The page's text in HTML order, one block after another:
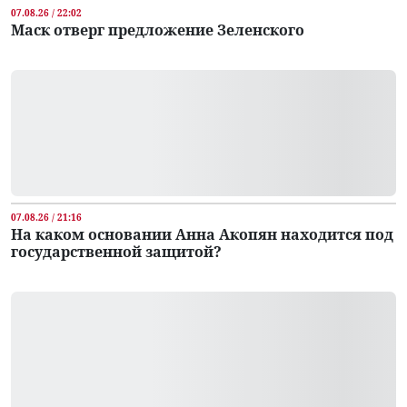
07.08.26 / 22:02
Маск отверг предложение Зеленского
07.08.26 / 21:16
На каком основании Анна Акопян находится под
государственной защитой?